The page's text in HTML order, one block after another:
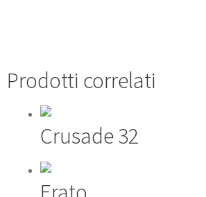
Prodotti correlati
Crusade 32